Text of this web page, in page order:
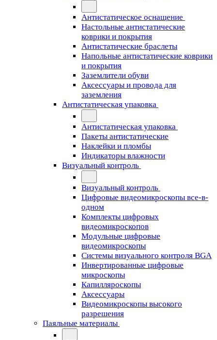
Антистатическое оснащение
Настольные антистатические
коврики и покрытия
Антистатические браслеты
Напольные антистатические коврики
и покрытия
Заземлители обуви
Аксессуары и провода для
заземления
Антистатическая упаковка
Антистатическая упаковка
Пакеты антистатические
Наклейки и пломбы
Индикаторы влажности
Визуальный контроль
Визуальный контроль
Цифровые видеомикроскопы все-в-
одном
Комплекты цифровых
видеомикроскопов
Модульные цифровые
видеомикроскопы
Cистемы визуального контроля BGA
Инвертированные цифровые
микроскопы
Капилляроскопы
Аксессуары
Видеомикроскопы высокого
разрешения
Паяльные материалы